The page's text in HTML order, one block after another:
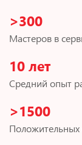
>300
Мастеров в
10 лет
Средний опыт
>1500